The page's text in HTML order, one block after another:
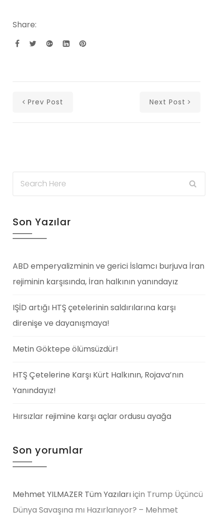
Share:
Prev Post Next Post
Son Yazılar
ABD emperyalizminin ve gerici İslamcı burjuva İran
rejiminin karşısında, İran halkının yanındayız
IŞİD artığı HTŞ çetelerinin saldırılarına karşı
direnişe ve dayanışmaya!
Metin Göktepe ölümsüzdür!
HTŞ Çetelerine Karşı Kürt Halkının, Rojava’nın
Yanındayız!
Hırsızlar rejimine karşı açlar ordusu ayağa
Son yorumlar
Mehmet YILMAZER Tüm Yazılarıiçin Trump Üçüncü
Dünya Savaşına mı Hazırlanıyor? – Mehmet